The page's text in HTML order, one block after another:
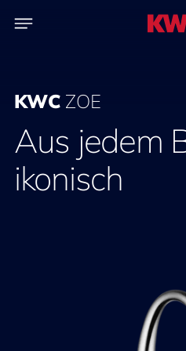
KWC ZOE
Aus jedem
ikonisch